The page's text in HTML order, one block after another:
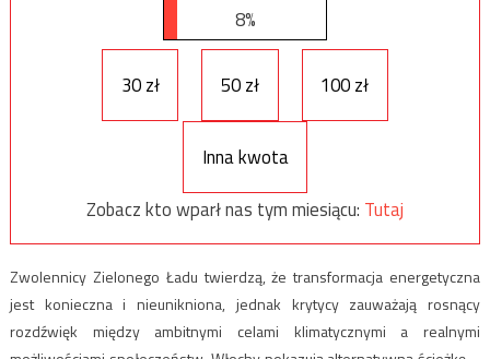
8%
30 zł 50 zł 100 zł
Inna kwota
Zobacz kto wparł nas tym miesiącu: Tutaj
Zwolennicy Zielonego Ładu twierdzą, że transformacja energetyczna
jest konieczna i nieunikniona, jednak krytycy zauważają rosnący
rozdźwięk między ambitnymi celami klimatycznymi a realnymi